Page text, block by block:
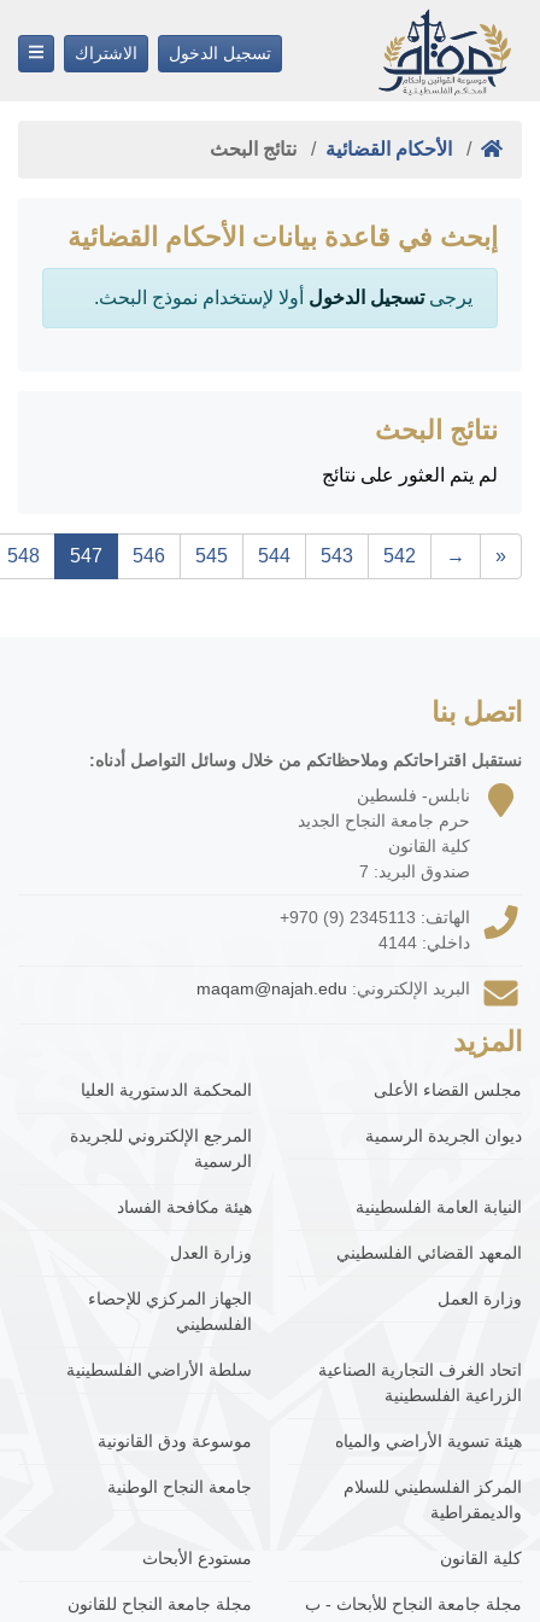
تسجيل الدخول الاشتراك
الأحكام القضائية نتائج البحث
إبحث في قاعدة بيانات الأحكام القضائية
يرجىتسجيل الدخول أولا لإستخدام نموذج البحث.
نتائج البحث
لم يتم العثور على نتائج
«
→
542
543
544
545
546
547
548
اتصل بنا
نستقبل اقتراحاتكم وملاحظاتكم من خلال وسائل التواصل أدناه:
نابلس- فلسطين
حرم جامعة النجاح الجديد
كلية القانون
صندوق البريد: 7
الهاتف: +970 (9) 2345113
داخلي: 4144
البريد الإلكتروني: maqam@najah.edu
المزيد
مجلس القضاء الأعلى المحكمة الدستورية العليا
ديوان الجريدة الرسمية
المرجع الإلكتروني للجريدة
الرسمية
النيابة العامة الفلسطينية هيئة مكافحة الفساد
المعهد القضائي الفلسطيني وزارة العدل
وزارة العمل
الجهاز المركزي للإحصاء
الفلسطيني
اتحاد الغرف التجارية الصناعية
الزراعية الفلسطينية
سلطة الأراضي الفلسطينية
هيئة تسوية الأراضي والمياه موسوعة ودق القانونية
المركز الفلسطيني للسلام
والديمقراطية
جامعة النجاح الوطنية
كلية القانون مستودع الأبحاث
مجلة جامعة النجاح للأبحاث - ب
مجلة جامعة النجاح للقانون